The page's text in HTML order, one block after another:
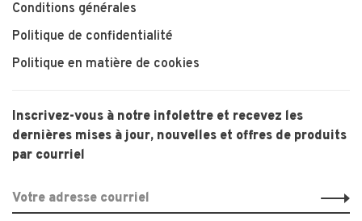
Conditions générales
Politique de confidentialité
Politique en matière de cookies
Inscrivez-vous à notre infolettre et recevez les
dernières mises à jour, nouvelles et offres de produits
par courriel